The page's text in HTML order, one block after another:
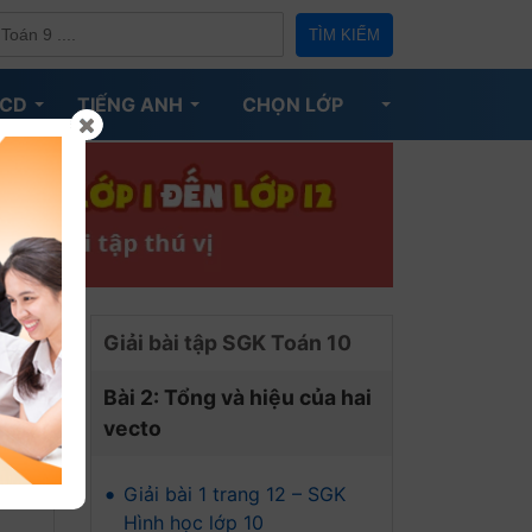
TÌM KIẾM
TIẾNG ANH CHỌN LỚP
Giải bài tập SGK Toán 10
Bài 2: Tổng và hiệu của hai
vecto
• Giải bài 1 trang 12 – SGK
Hình học lớp 10